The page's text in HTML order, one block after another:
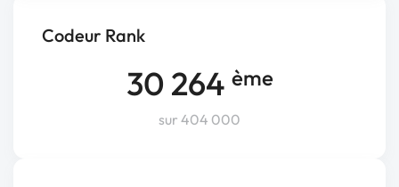
Codeur Rank
30 264 ème
sur 404 000